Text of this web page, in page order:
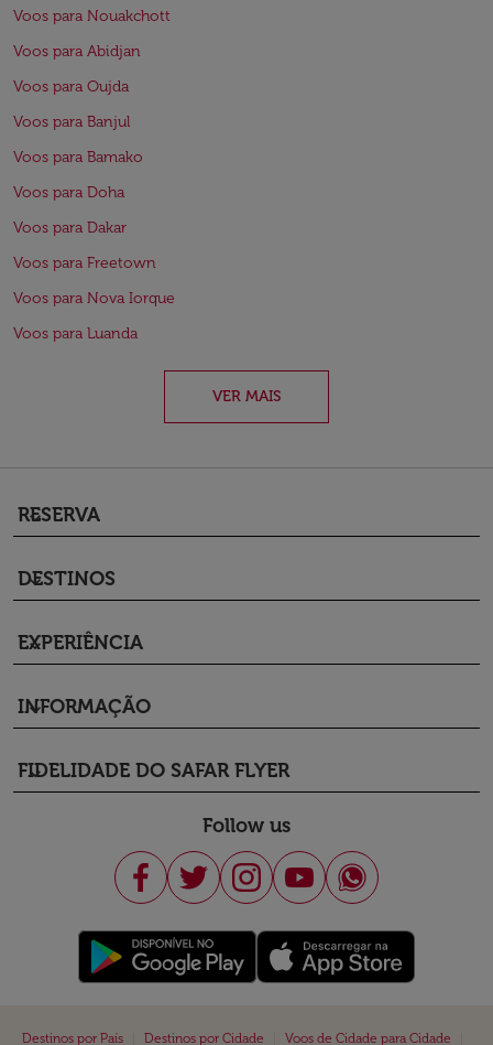
Voos para Nouakchott
Voos para Abidjan
Voos para Oujda
Voos para Banjul
Voos para Bamako
Voos para Doha
Voos para Dakar
Voos para Freetown
Voos para Nova Iorque
Voos para Luanda
VER MAIS
RESERVA
keyboard_arrow_down
DESTINOS
keyboard_arrow_down
EXPERIÊNCIA
keyboard_arrow_down
INFORMAÇÃO
keyboard_arrow_down
FIDELIDADE DO SAFAR FLYER
keyboard_arrow_down
Follow us
Destinos por País Destinos por Cidade Voos de Cidade para Cidade